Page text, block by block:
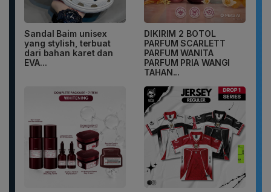
Sandal Baim unisex
yang stylish, terbuat
dari bahan karet dan
EVA...
DIKIRIM 2 BOTOL
PARFUM SCARLETT
PARFUM WANITA
PARFUM PRIA WANGI
TAHAN...